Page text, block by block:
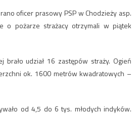
rano oficer prasowy PSP w Chodzieży asp.
o pożarze strażacy otrzymali w piątek
brało udział 16 zastępów straży. Ogień
ok. 1600 metrów kwadratowych –
od 4,5 do 6 tys. młodych indyków.